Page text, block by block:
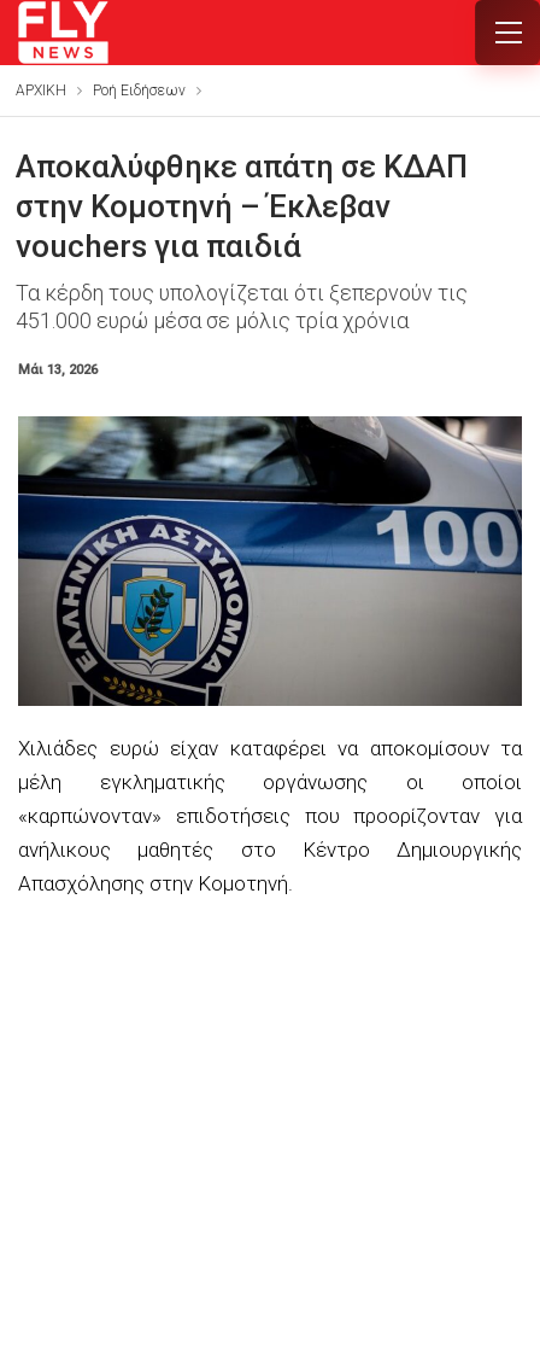
ΑΡΧΙΚΗ Ροή Ειδήσεων
Αποκαλύφθηκε απάτη σε ΚΔΑΠ
στην Κομοτηνή – Έκλεβαν
vouchers για παιδιά
Τα κέρδη τους υπολογίζεται ότι ξεπερνούν τις
451.000 ευρώ μέσα σε μόλις τρία χρόνια
Μάι 13, 2026
Χιλιάδες ευρώ είχαν καταφέρει να αποκομίσουν τα
μέλη εγκληματικής οργάνωσης οι οποίοι
«καρπώνονταν» επιδοτήσεις που προορίζονταν για
ανήλικους μαθητές στο Κέντρο Δημιουργικής
Απασχόλησης στην Κομοτηνή.